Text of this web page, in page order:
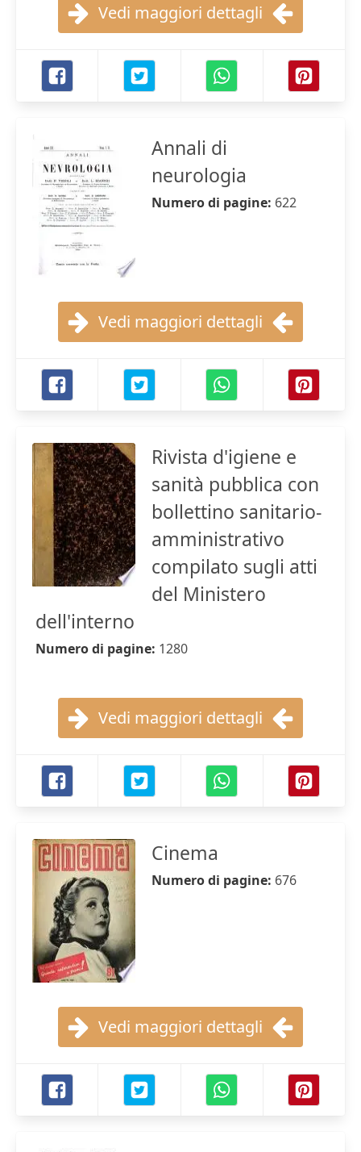
Vedi maggiori dettagli
Annali di
neurologia
Numero di pagine: 622
Vedi maggiori dettagli
Rivista d'igiene e
sanità pubblica con
bollettino sanitario-
amministrativo
compilato sugli atti
del Ministero
dell'interno
Numero di pagine: 1280
Vedi maggiori dettagli
Cinema
Numero di pagine: 676
Vedi maggiori dettagli